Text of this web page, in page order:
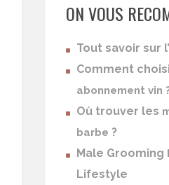
ON VOUS
Tout savoir sur l’
Comment
abonnement vin
Où trouver les
barbe ?
Male Grooming
Lifestyle